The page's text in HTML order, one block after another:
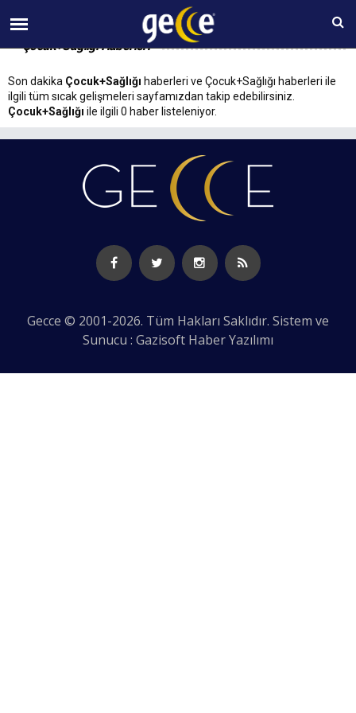
06 AĞUSTOS Perşembe 05:19
Çocuk+Sağlığı Haberleri
Son dakika Çocuk+Sağlığı haberleri ve Çocuk+Sağlığı haberleri ile
ilgili tüm sıcak gelişmeleri sayfamızdan takip edebilirsiniz.
Çocuk+Sağlığı ile ilgili 0 haber listeleniyor.
Gecce © 2001-2026. Tüm Hakları Saklıdır. Sistem ve
Sunucu : Gazisoft Haber Yazılımı